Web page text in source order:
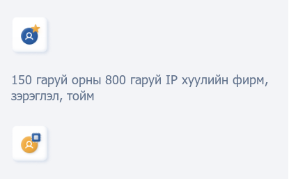
150 гаруй орны 800 гаруй IP хуулийн фирм,
зэрэглэл, тойм